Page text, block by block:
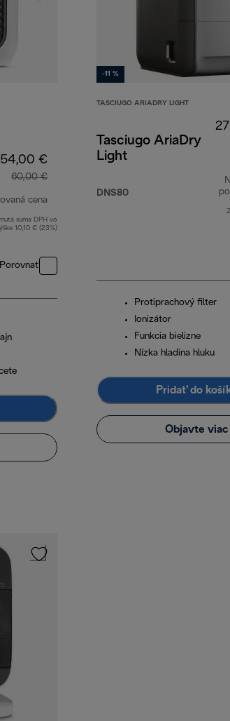
54,00 €
60,00 €
cena
pôvodná cena 60,00 €
suma DPH vo
10,10 € (23%)
Porovnať
-11 %
TASCIUGO ARIADRY LIGHT
Tasciugo AriaDry
Light
DNS80
Protiprachový filter
Ionizátor
Funkcia bielizne
Nízka hladina hluku
Pridať do
Objavte viac